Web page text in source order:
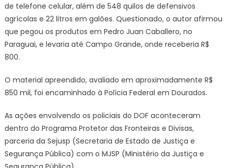
de telefone celular, além de 548 quilos de defensivos
agrícolas e 22 litros em galões. Questionado, o autor afirmou
que pegou os produtos em Pedro Juan Caballero, no
Paraguai, e levaria até Campo Grande, onde receberia R$
800.
O material apreendido, avaliado em aproximadamente R$
850 mil, foi encaminhado à Polícia Federal em Dourados.
As ações envolvendo os policiais do DOF aconteceram
dentro do Programa Protetor das Fronteiras e Divisas,
parceria da Sejusp (Secretaria de Estado de Justiça e
Segurança Pública) com o MJSP (Ministério da Justiça e